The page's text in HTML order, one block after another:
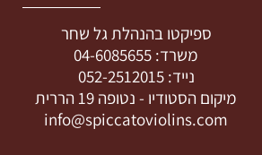
ספיקטו בהנהלת גל שחר
משרד: 04-6085655
נייד:052-2512015
מיקום הסטודיו - נטופה 19 הררית
info@spiccatoviolins.com